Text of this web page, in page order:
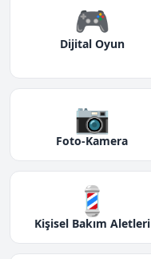
🎮
Dijital Oyun
📷
Foto-Kamera
💈
Kişisel Bakım Aletleri